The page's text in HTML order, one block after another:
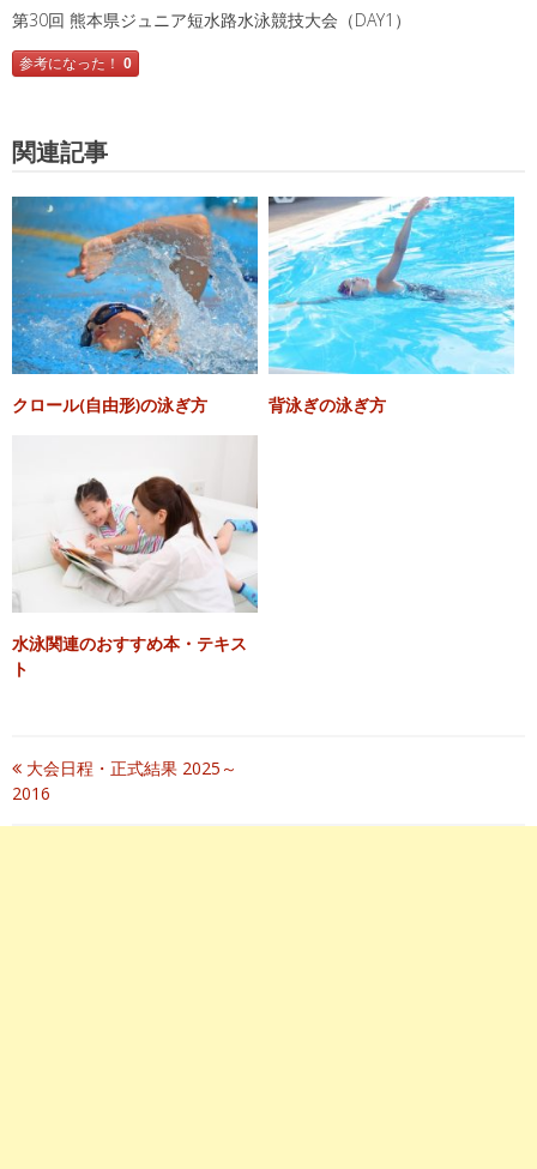
第30回 熊本県ジュニア短水路水泳競技大会（DAY1）
参考になった！ 0
関連記事
クロール(自由形)の泳ぎ方 背泳ぎの泳ぎ方
水泳関連のおすすめ本・テキス
ト
投
稿
大会日程・正式結果 2025～
2016